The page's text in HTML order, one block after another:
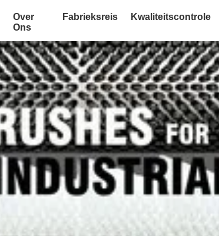
Over
Ons
Fabrieksreis Kwaliteitscontrole